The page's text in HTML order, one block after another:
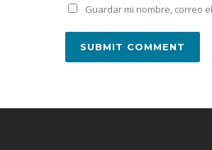
Guardar mi nombre, correo